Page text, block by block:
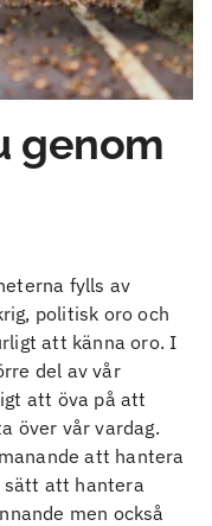
genom
fylls av
politisk oro och
att känna oro. I
del av vår
att öva på att
över vår vardag.
att hantera
att hantera
men också